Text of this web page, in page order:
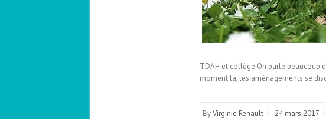
TDAH et collège On parle beaucoup
moment là, les aménagements se
ByVirginie Renault | 24 mars 2017 |